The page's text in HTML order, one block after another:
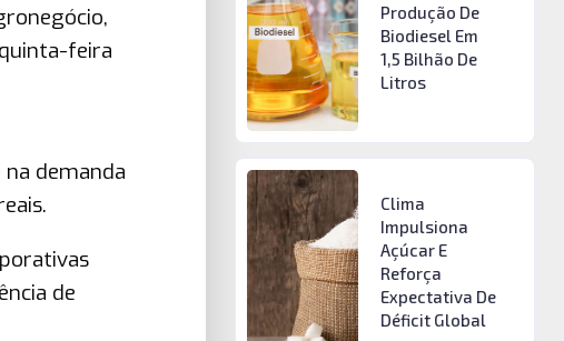
feira
demanda
de
Produção De
Biodiesel Em
1,5 Bilhão De
Litros
Clima
Impulsiona
Açúcar E
Reforça
Expectativa De
Déficit Global